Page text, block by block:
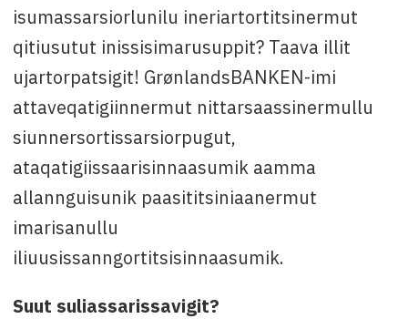
isumassarsiorlunilu ineriartortitsinermut
qitiusutut inissisimarusuppit? Taava illit
ujartorpatsigit! GrønlandsBANKEN-imi
attaveqatigiinnermut nittarsaassinermullu
siunnersortissarsiorpugut,
ataqatigiissaarisinnaasumik aamma
allannguisunik paasititsiniaanermut
imarisanullu
iliuusissanngortitsisinnaasumik.
Suut suliassarissavigit?